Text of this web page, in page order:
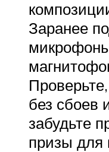
Заранее
без сбоев
забудьте
призы для